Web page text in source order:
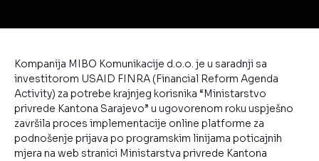
Kompanija MIBO Komunikacije d.o.o. je u saradnji sa
investitorom USAID FINRA (Financial Reform Agenda
Activity) za potrebe krajnjeg korisnika “Ministarstvo
privrede Kantona Sarajevo” u ugovorenom roku uspješno
završila proces implementacije online platforme za
podnošenje prijava po programskim linijama poticajnih
mjera na web stranici Ministarstva privrede Kantona